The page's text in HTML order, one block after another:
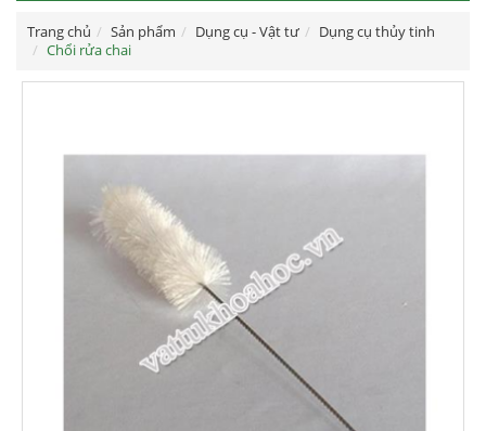
Trang chủ Sản phẩm Dụng cụ - Vật tư
Dụng cụ thủy tinh
Chổi rửa chai